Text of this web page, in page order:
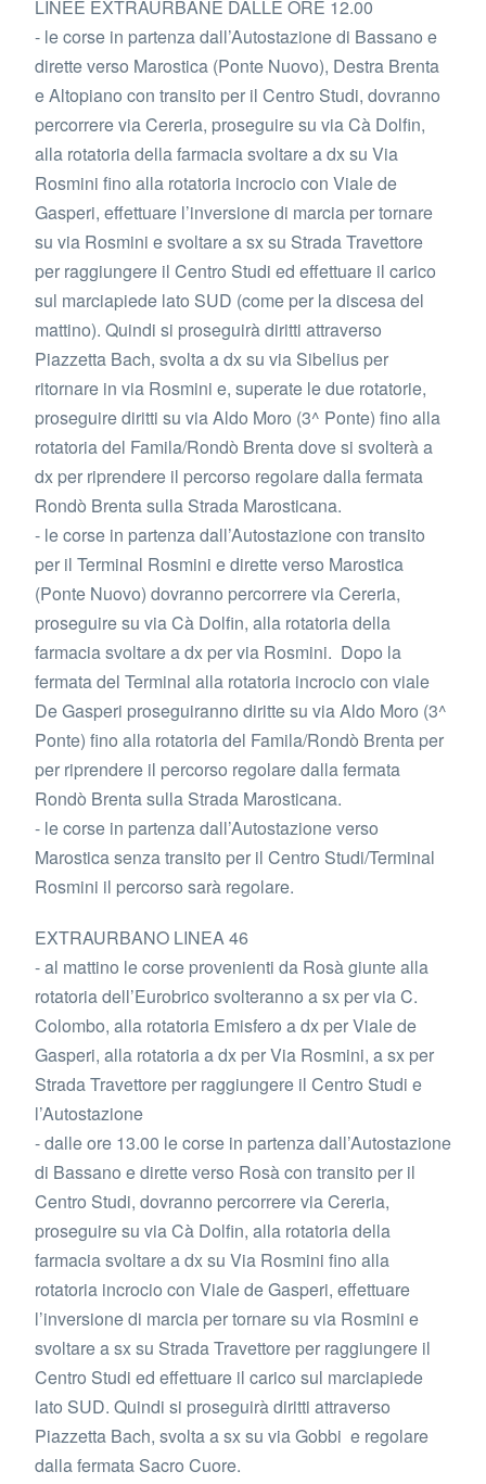
LINEE EXTRAURBANE DALLE ORE 12.00
- le corse in partenza dall’Autostazione di Bassano e
dirette verso Marostica (Ponte Nuovo), Destra Brenta
e Altopiano con transito per il Centro Studi, dovranno
percorrere via Cereria, proseguire su via Cà Dolfin,
alla rotatoria della farmacia svoltare a dx su Via
Rosmini fino alla rotatoria incrocio con Viale de
Gasperi, effettuare l’inversione di marcia per tornare
su via Rosmini e svoltare a sx su Strada Travettore
per raggiungere il Centro Studi ed effettuare il carico
sul marciapiede lato SUD (come per la discesa del
mattino). Quindi si proseguirà diritti attraverso
Piazzetta Bach, svolta a dx su via Sibelius per
ritornare in via Rosmini e, superate le due rotatorie,
proseguire diritti su via Aldo Moro (3^ Ponte) fino alla
rotatoria del Famila/Rondò Brenta dove si svolterà a
dx per riprendere il percorso regolare dalla fermata
Rondò Brenta sulla Strada Marosticana.
- le corse in partenza dall’Autostazione con transito
per il Terminal Rosmini e dirette verso Marostica
(Ponte Nuovo) dovranno percorrere via Cereria,
proseguire su via Cà Dolfin, alla rotatoria della
farmacia svoltare a dx per via Rosmini. Dopo la
fermata del Terminal alla rotatoria incrocio con viale
De Gasperi proseguiranno diritte su via Aldo Moro (3^
Ponte) fino alla rotatoria del Famila/Rondò Brenta per
per riprendere il percorso regolare dalla fermata
Rondò Brenta sulla Strada Marosticana.
- le corse in partenza dall’Autostazione verso
Marostica senza transito per il Centro Studi/Terminal
Rosmini il percorso sarà regolare.
EXTRAURBANO LINEA 46
- al mattino le corse provenienti da Rosà giunte alla
rotatoria dell’Eurobrico svolteranno a sx per via C.
Colombo, alla rotatoria Emisfero a dx per Viale de
Gasperi, alla rotatoria a dx per Via Rosmini, a sx per
Strada Travettore per raggiungere il Centro Studi e
l’Autostazione
- dalle ore 13.00 le corse in partenza dall’Autostazione
di Bassano e dirette verso Rosà con transito per il
Centro Studi, dovranno percorrere via Cereria,
proseguire su via Cà Dolfin, alla rotatoria della
farmacia svoltare a dx su Via Rosmini fino alla
rotatoria incrocio con Viale de Gasperi, effettuare
l’inversione di marcia per tornare su via Rosmini e
svoltare a sx su Strada Travettore per raggiungere il
Centro Studi ed effettuare il carico sul marciapiede
lato SUD. Quindi si proseguirà diritti attraverso
Piazzetta Bach, svolta a sx su via Gobbi e regolare
dalla fermata Sacro Cuore.